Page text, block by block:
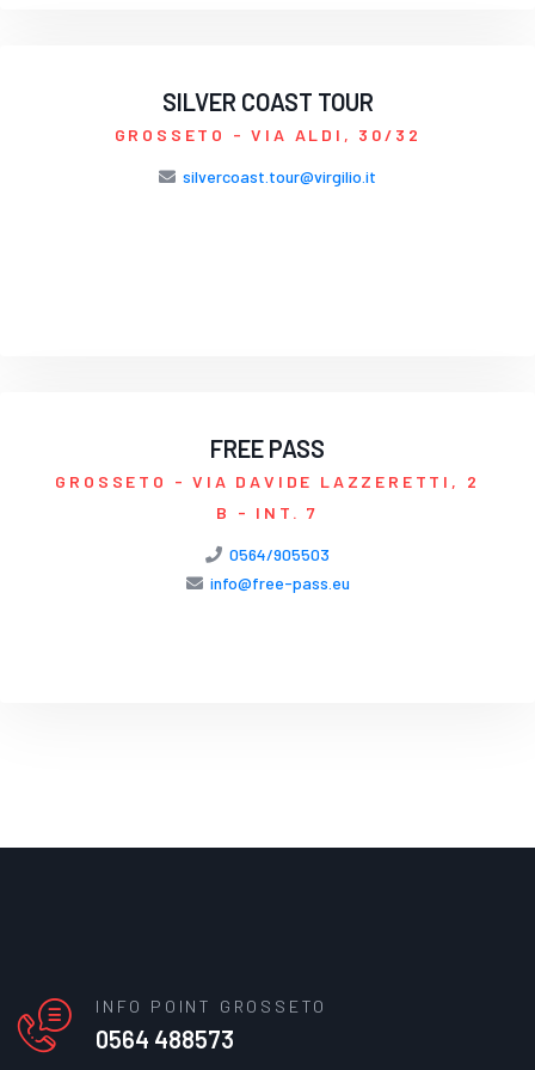
SILVER COAST TOUR
GROSSETO - VIA ALDI, 30/32
silvercoast.tour@virgilio.it
FREE PASS
GROSSETO
- VIA DAVIDE LAZZERETTI, 2
B - INT. 7
0564/905503
info@free-pass.eu
INFO POINT GROSSETO
0564 488573